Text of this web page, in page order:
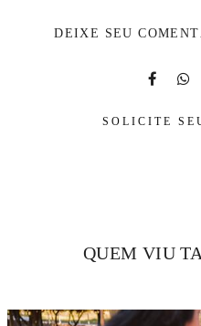
DEIXE SEU
SOLICITE
QUEM VIU